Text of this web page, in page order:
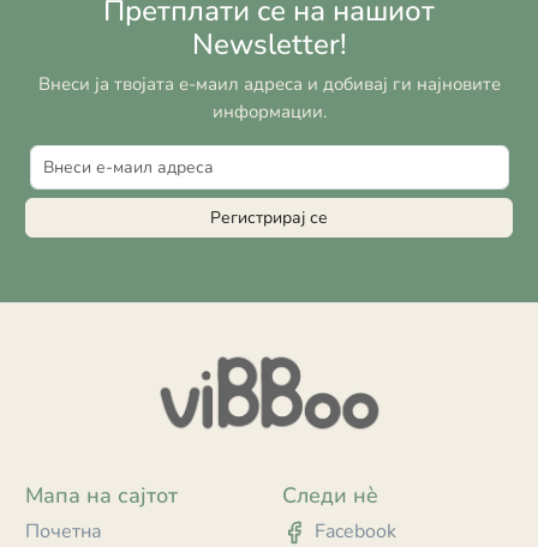
Претплати се на нашиот
Newsletter!
Внеси ја твојата е-маил адреса и добивај ги најновите
информации.
Регистрирај се
Мапа на сајтот
Почетна
Следи нè
Facebook